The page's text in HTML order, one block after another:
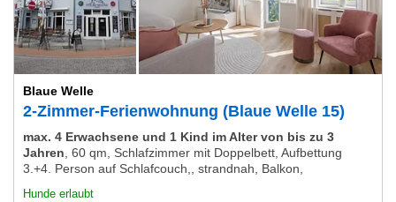
Blaue Welle
2-Zimmer-Ferienwohnung (Blaue Welle 15)
max. 4 Erwachsene und 1 Kind im Alter von bis zu 3
Jahren 60 qm, Schlafzimmer mit Doppelbett, Aufbettung
3.+4. Person auf Schlafcouch,, strandnah, Balkon,
Hunde erlaubt